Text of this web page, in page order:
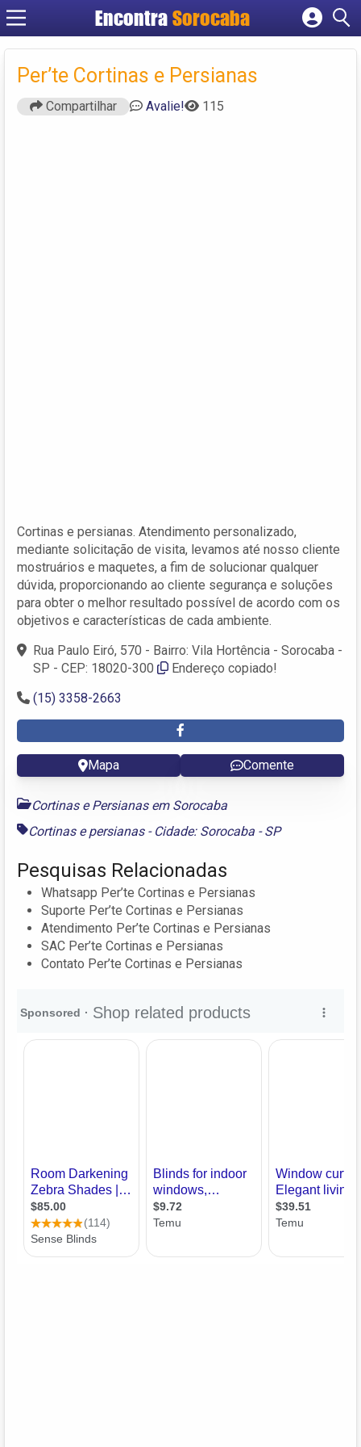
EncontraSorocaba
Cadastrar empresa
Criar conta
Per’te Cortinas e Persianas
Compartilhar Avalie! 115
Cortinas e persianas. Atendimento personalizado,
mediante solicitação de visita, levamos até nosso cliente
mostruários e maquetes, a fim de solucionar qualquer
dúvida, proporcionando ao cliente segurança e soluções
para obter o melhor resultado possível de acordo com os
objetivos e características de cada ambiente.
Rua Paulo Eiró, 570 - Bairro: Vila Hortência - Sorocaba -
SP - CEP: 18020-300
Endereço copiado!
(15) 3358-2663
Mapa Comente
Cortinas e Persianas em Sorocaba
Cortinas e persianas - Cidade: Sorocaba - SP
Pesquisas Relacionadas
Whatsapp Per’te Cortinas e Persianas
Suporte Per’te Cortinas e Persianas
Atendimento Per’te Cortinas e Persianas
SAC Per’te Cortinas e Persianas
Contato Per’te Cortinas e Persianas